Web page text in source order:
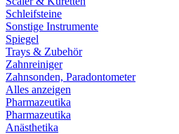
Schleifsteine
Sonstige Instrumente
Spiegel
Trays & Zubehör
Zahnreiniger
Zahnsonden, Paradontometer
Alles anzeigen
Pharmazeutika
Pharmazeutika
Anästhetika